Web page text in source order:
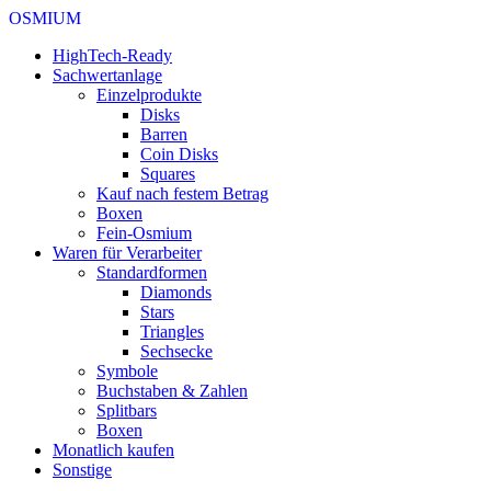
OSMIUM
HighTech-Ready
Sachwertanlage
Einzelprodukte
Disks
Barren
Coin Disks
Squares
Kauf nach festem Betrag
Boxen
Fein-Osmium
Waren für Verarbeiter
Standardformen
Diamonds
Stars
Triangles
Sechsecke
Symbole
Buchstaben & Zahlen
Splitbars
Boxen
Monatlich kaufen
Sonstige